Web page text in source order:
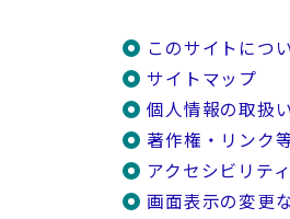
このサイトにつ
サイトマップ
個人情報の取扱
著作権・リンク
アクセシビリティ
画面表示の変更